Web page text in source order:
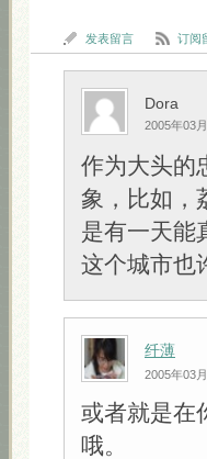
发表留言 订阅
Dora
2005年03
作为大头的
象，比如，
是有一天能
这个城市也
纤薄
2005年03
或者就是在
哦。